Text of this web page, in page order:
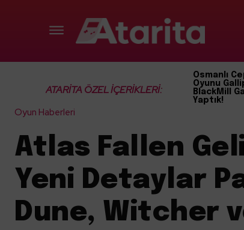
ATARİTA ÖZEL İÇERİKLERİ:
Osmanlı
Oyunu
BlackMill
Yaptık!
Oyun Haberleri
Atlas Fallen
Yeni Detaylar
Dune, Witcher